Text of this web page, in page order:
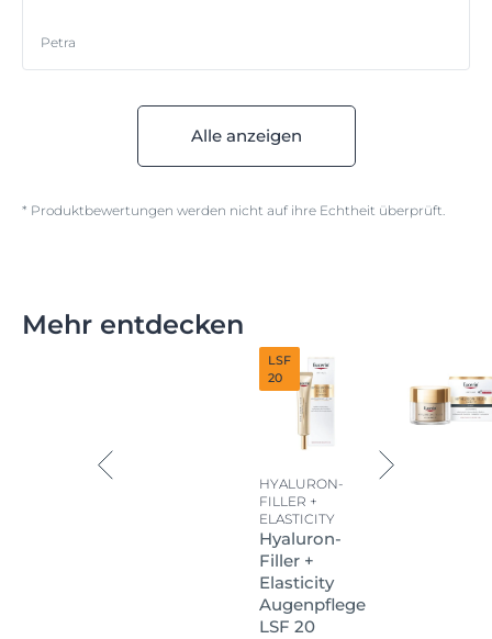
Petra
Alle anzeigen
* Produktbewertungen werden nicht auf ihre Echtheit überprüft.
Mehr entdecken
LSF
20
HYALURON-
FILLER +
ELASTICITY
Hyaluron-
Filler +
Elasticity
Augenpflege
LSF 20